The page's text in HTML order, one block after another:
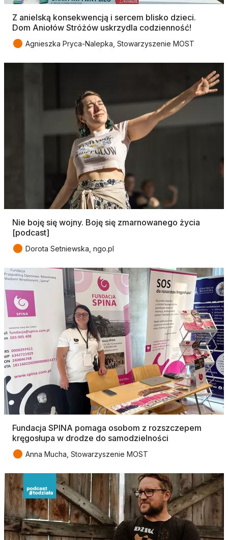
Z anielską konsekwencją i sercem blisko dzieci.
Dom Aniołów Stróżów uskrzydla codzienność!
● Agnieszka Pryca-Nalepka, Stowarzyszenie MOST
Nie boję się wojny. Boję się zmarnowanego życia
[podcast]
● Dorota Setniewska, ngo.pl
Fundacja SPINA pomaga osobom z rozszczepem
kręgosłupa w drodze do samodzielności
● Anna Mucha, Stowarzyszenie MOST